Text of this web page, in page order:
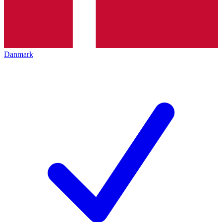
Danmark